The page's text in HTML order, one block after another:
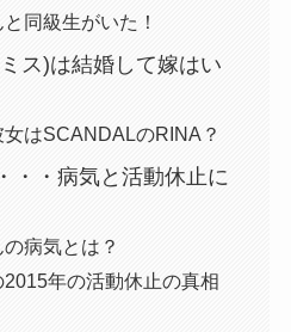
同級生がいた！
ス)は結婚して嫁はい
はSCANDALのRINA？
・・病気と活動休止に
病気とは？
年の活動休止の真相